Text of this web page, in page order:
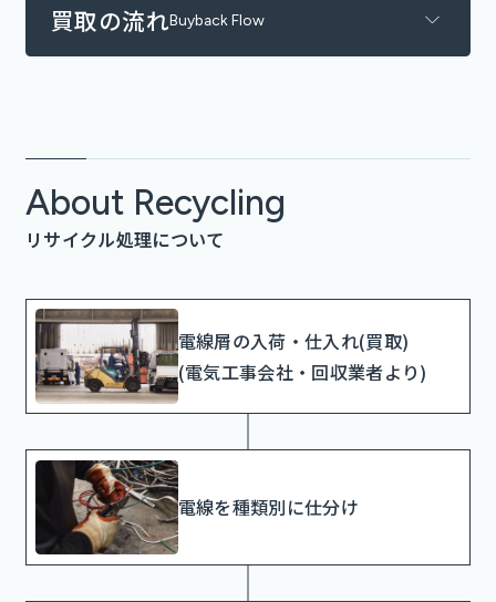
買取の流れBuyback Flow
About Recycling
リサイクル処理について
電線屑の入荷・仕入れ(買取)
(電気工事会社・回収業者より)
電線を種類別に仕分け